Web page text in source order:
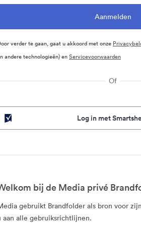
verder te gaan, gaat u akkoord met onze
andere technologieën) enServicevoorwaarden
Of
Log in met
bij de Media privé
gebruikt Brandfolder als bron voor
aan alle gebruiksrichtlijnen.